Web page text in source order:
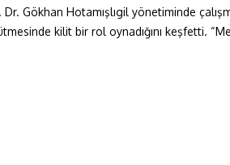
Gökhan Hotamışlıgil yönetiminde
kilit bir rol oynadığını keşfetti.